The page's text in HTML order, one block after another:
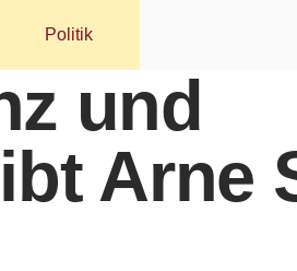
Politik
und
Arne